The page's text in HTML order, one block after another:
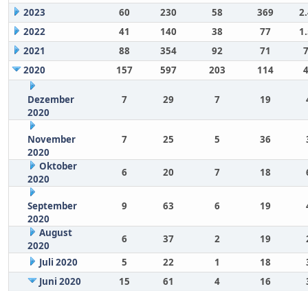
2023
60 230 58 369
2022
41 140 38 77
2021
88 354 92 71
2020
157 597 203 114
Dezember
2020
7 29 7 19
November
2020
7 25 5 36
Oktober
2020
6 20 7 18
September
2020
9 63 6 19
August
2020
6 37 2 19
Juli 2020
5 22 1 18
Juni 2020
15 61 4 16